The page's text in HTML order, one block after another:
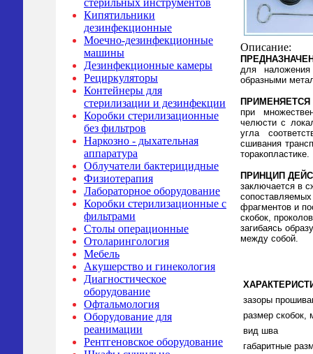
стерильных инструментов
Кипятильники
дезинфекционные
Моечно-дезинфекционные
машины
Дезинфекционные камеры
Рециркуляторы
Контейнеры для
стерилизации и дезинфекции
Коробки стерилизационные
без фильтров
Наркозно - дыхательная
аппаратура
Облучатели бактерицидные
Физиотерапия
Лабораторное оборудование
Коробки стерилизационные с
фильтрами
Столы операционные
Отоларингология
Мебель
Акушерство и гинекология
Диагностическое
оборудование
Офтальмология
Оборудование для
реанимации
Рентгеновское оборудование
Описание:
для
образными
ПРИМЕНЯЕТСЯ
при
челюсти с
угла
сшивания
торакопластике.
ПРИНЦИП
заключается в
фрагментов и
скобок,
загибаясь
между собой.
зазоры
размер скобок,
вид шва
габаритные